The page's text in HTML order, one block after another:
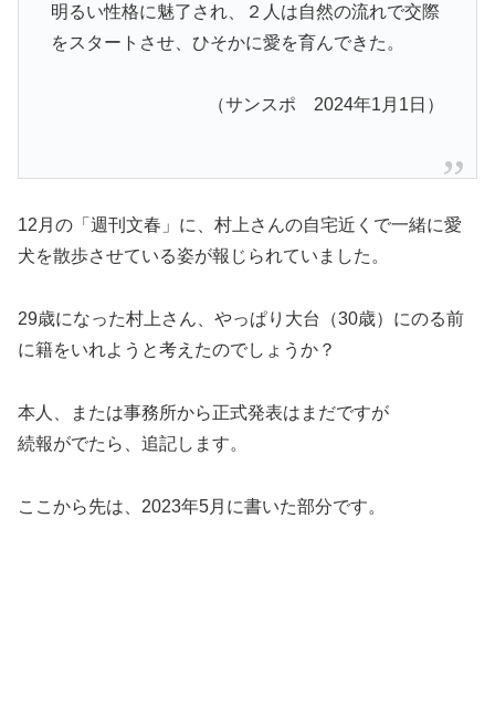
明るい性格に魅了され、２人は自然の流れで交際
をスタートさせ、ひそかに愛を育んできた。
（サンスポ 2024年1月1日）
12月の「週刊文春」に、村上さんの自宅近くで一緒に愛
犬を散歩させている姿が報じられていました。
29歳になった村上さん、やっぱり大台（30歳）にのる前
に籍をいれようと考えたのでしょうか？
本人、または事務所から正式発表はまだですが
続報がでたら、追記します。
ここから先は、2023年5月に書いた部分です。